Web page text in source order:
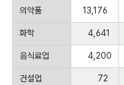
의약품 13,176
화학 4,641
음식료업 4,200
건설업 72